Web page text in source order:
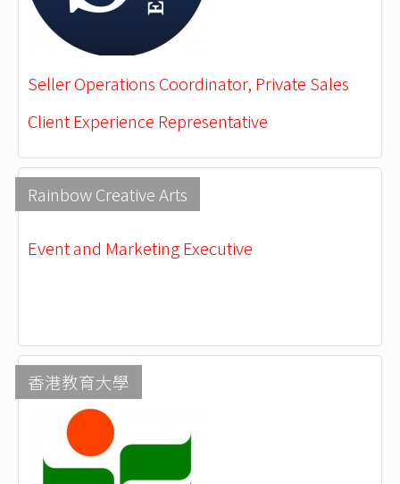
Seller Operations Coordinator, Private Sales
Client Experience Representative
Rainbow Creative Arts
Event and Marketing Executive
香港教育大學